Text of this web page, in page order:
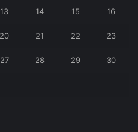
13 14 15 16
20 21 22 23
27 28 29 30